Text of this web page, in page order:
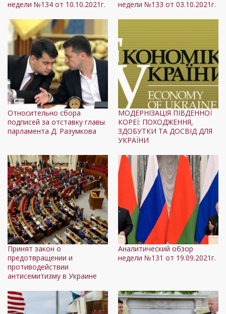
недели №134 от 10.10.2021г.
недели №133 от 03.10.2021г.
Относительно сбора
подписей за отставку главы
парламента Д. Разумкова
МОДЕРНІЗАЦІЯ ПІВДЕННОЇ
КОРЕЇ: ПОХОДЖЕННЯ,
ЗДОБУТКИ ТА ДОСВІД ДЛЯ
УКРАЇНИ
Принят закон о
предотвращении и
противодействии
антисемитизму в Украине
Аналитический обзор
недели №131 от 19.09.2021г.